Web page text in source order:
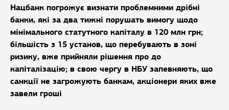
Нацбанк погрожує визнати проблемними дрібні
банки, які за два тижні порушать вимогу щодо
мінімального статутного капіталу в 120 млн грн;
більшість з 15 установ, що перебувають в зоні
ризику, вже прийняли рішення про до
капіталізацію; в свою чергу в НБУ запевняють, що
санкції не загрожують банкам, акціонери яких вже
завели гроші